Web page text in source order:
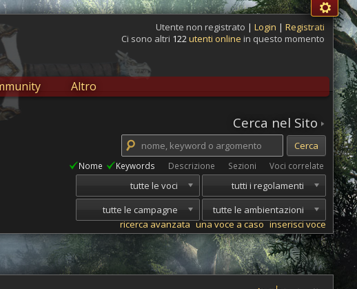
Utente non registrato | Login |Registrati
Ci sono altri 122utenti online in questo momento
Altro
Cerca nel Sito
Nome Keywords Descrizione Sezioni Voci correlate
tutti i regolamenti
tutte le voci
tutte le ambientazioni
tutte le campagne
ricerca avanzata una voce a caso inserisci voce